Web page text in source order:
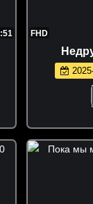
FHD